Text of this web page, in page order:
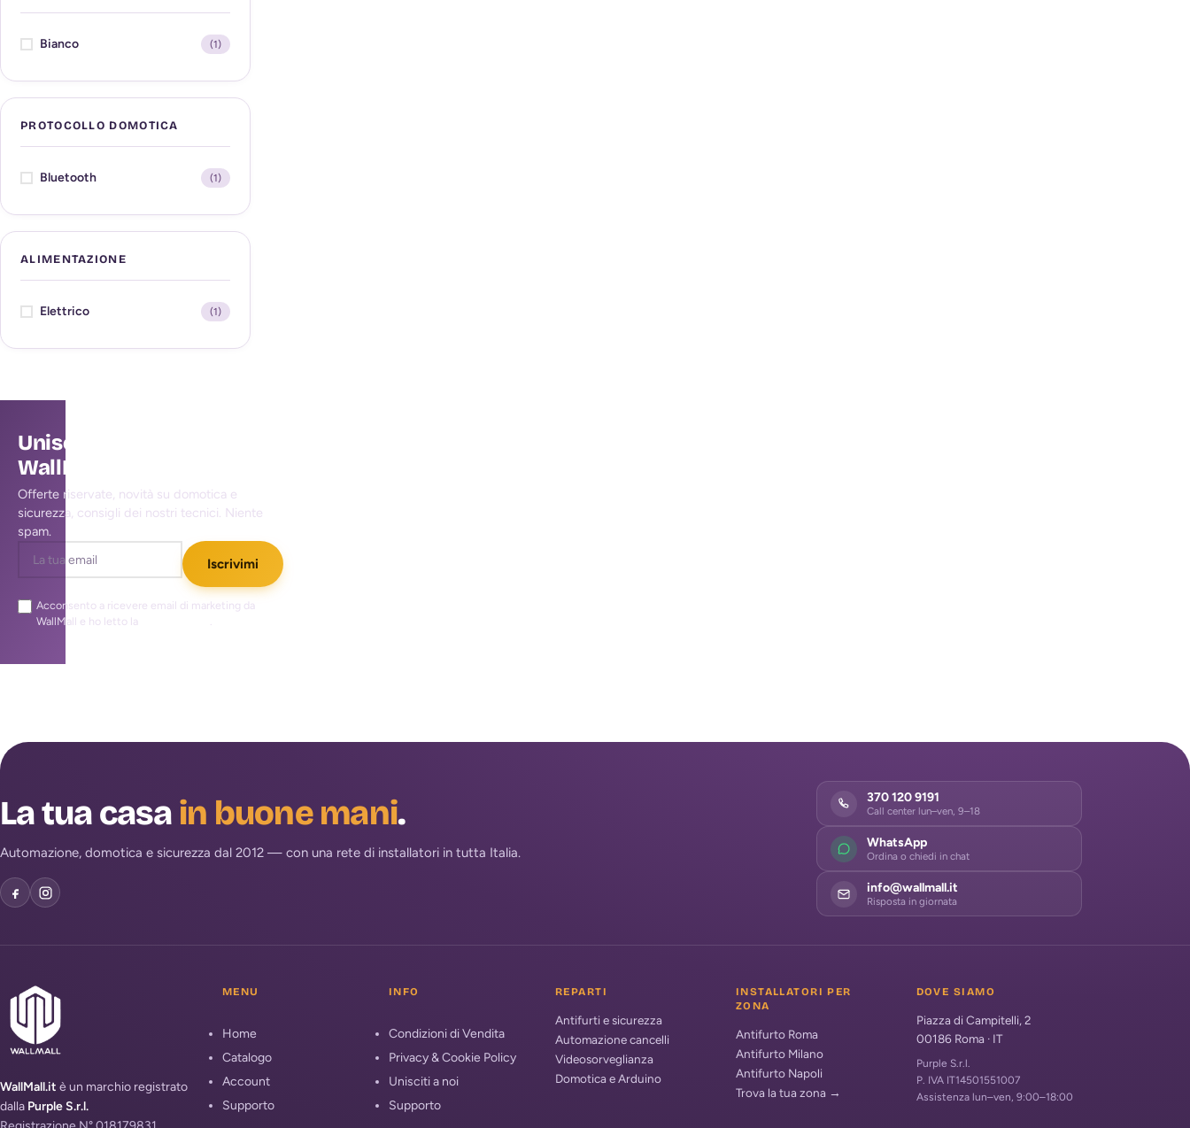
Bianco (1)
PROTOCOLLO DOMOTICA
Bluetooth (1)
ALIMENTAZIONE
Elettrico (1)
Unisciti alla community
WallMall
Offerte riservate, novità su domotica e
sicurezza, consigli dei nostri tecnici. Niente
spam.
Iscrivimi
Acconsento a ricevere email di marketing da
WallMall e ho letto la
.
La tua casa in buone mani.
Automazione, domotica e sicurezza dal 2012 — con una rete di installatori in tutta Italia.
370 120 9191
Call center lun–ven, 9–18
WhatsApp
Ordina o chiedi in chat
info@wallmall.it
Risposta in giornata
WallMall.it è un marchio registrato
dalla Purple S.r.l.
MENU
Home
Catalogo
Account
Supporto
INFO
Condizioni di Vendita
Privacy & Cookie Policy
Unisciti a noi
Supporto
REPARTI
Antifurti e sicurezza
Automazione cancelli
Videosorveglianza
Domotica e Arduino
INSTALLATORI PER
ZONA
Antifurto Roma
Antifurto Milano
Antifurto Napoli
Trova la tua zona →
DOVE SIAMO
Piazza di Campitelli, 2
00186 Roma · IT
Purple S.r.l.
P. IVA IT14501551007
Assistenza lun–ven, 9:00–18:00